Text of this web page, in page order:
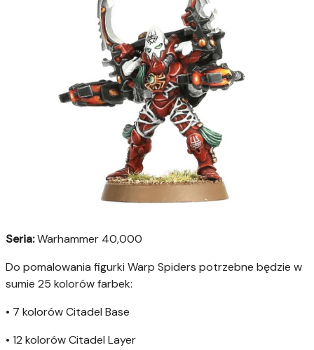
Seria:Warhammer 40,000
Do pomalowania figurki Warp Spiders potrzebne będzie w
sumie 25 kolorów farbek:
• 7 kolorów Citadel Base
• 12 kolorów Citadel Layer